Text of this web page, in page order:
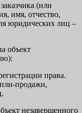
(или
имя, отчество,
юридических лиц –
объект
права.
продажи,
незавершенного